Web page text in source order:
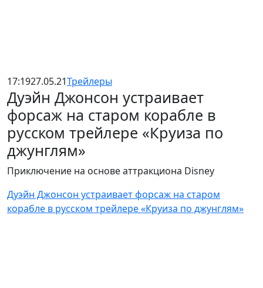
17:1927.05.21Трейлеры
Дуэйн Джонсон устраивает
форсаж на старом корабле в
русском трейлере «Круиза по
джунглям»
Приключение на основе аттракциона Disney
Дуэйн Джонсон устраивает форсаж на старом
корабле в русском трейлере «Круиза по джунглям»